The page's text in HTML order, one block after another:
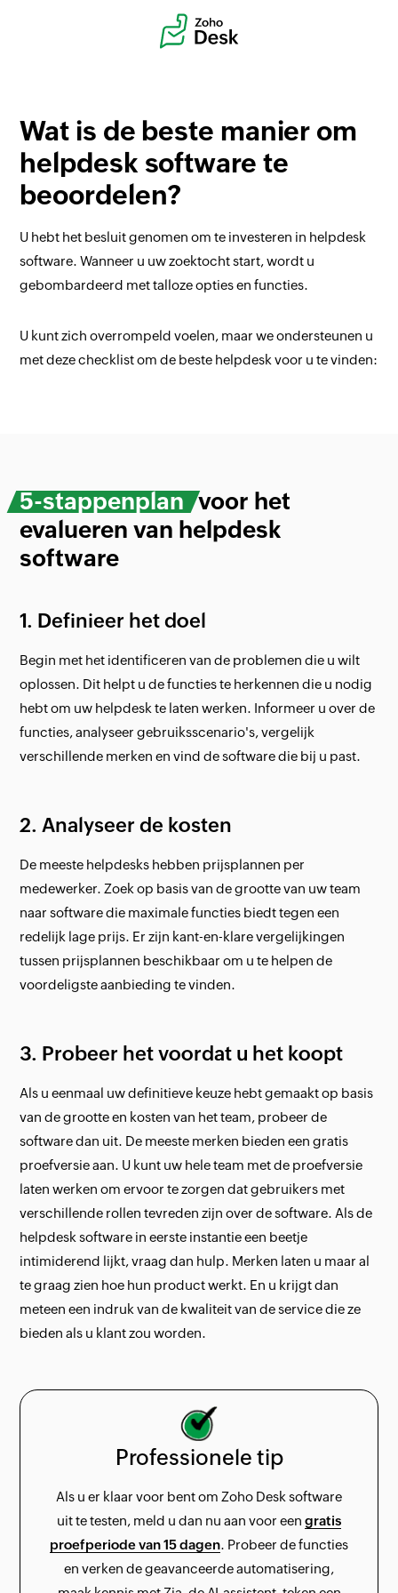
Wat is de beste manier om
helpdesk software te
beoordelen?
U hebt het besluit genomen om te investeren in helpdesk
software. Wanneer u uw zoektocht start, wordt u
gebombardeerd met talloze opties en functies.
U kunt zich overrompeld voelen, maar we ondersteunen u
met deze checklist om de beste helpdesk voor u te vinden:
5-stappenplan voor het
evalueren van helpdesk
software
1. Definieer het doel
Begin met het identificeren van de problemen die u wilt
oplossen. Dit helpt u de functies te herkennen die u nodig
hebt om uw helpdesk te laten werken. Informeer u over de
functies, analyseer gebruiksscenario's, vergelijk
verschillende merken en vind de software die bij u past.
2. Analyseer de kosten
De meeste helpdesks hebben prijsplannen per
medewerker. Zoek op basis van de grootte van uw team
naar software die maximale functies biedt tegen een
redelijk lage prijs. Er zijn kant-en-klare vergelijkingen
tussen prijsplannen beschikbaar om u te helpen de
voordeligste aanbieding te vinden.
3. Probeer het voordat u het koopt
Als u eenmaal uw definitieve keuze hebt gemaakt op basis
van de grootte en kosten van het team, probeer de
software dan uit. De meeste merken bieden een gratis
proefversie aan. U kunt uw hele team met de proefversie
laten werken om ervoor te zorgen dat gebruikers met
verschillende rollen tevreden zijn over de software. Als de
helpdesk software in eerste instantie een beetje
intimiderend lijkt, vraag dan hulp. Merken laten u maar al
te graag zien hoe hun product werkt. En u krijgt dan
meteen een indruk van de kwaliteit van de service die ze
bieden als u klant zou worden.
Professionele tip
Als u er klaar voor bent om Zoho Desk software
uit te testen, meld u dan nu aan voor een gratis
proefperiode van 15 dagen. Probeer de functies
en verken de geavanceerde automatisering,